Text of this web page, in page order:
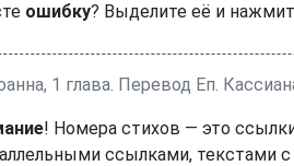
ошибку? Выделите её и
1 глава. Перевод Еп.
! Номера стихов — это
ссылками, текстами